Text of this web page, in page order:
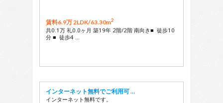
賃料6.9万 2LDK/63.30m2
共0.1万 礼0.0ヶ月 築19年 2階/2階 南向き■ 徒歩10
分 ■ 徒歩4 …
インターネット無料でご利用可 …
インターネット無料です。